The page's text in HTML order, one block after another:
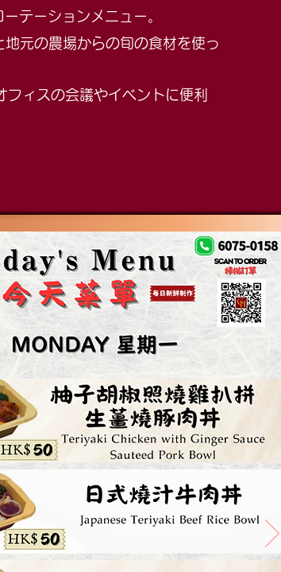
テーションメニュー。
元の農場からの旬の食材を使っ
ィスの会議やイベントに便利